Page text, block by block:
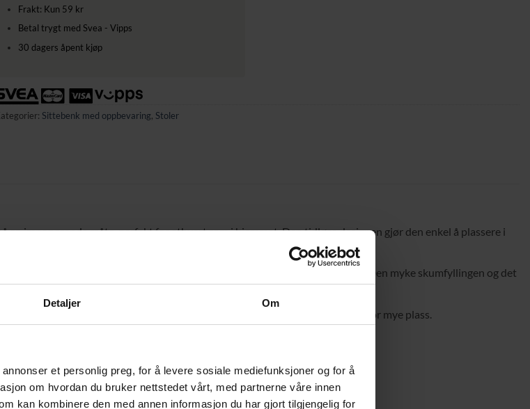
Detaljer Om
et personlig preg, for å levere sosiale mediefunksjoner og for å
om hvordan du bruker nettstedet vårt, med partnerne våre innen
kan kombinere den med annen informasjon du har gjort tilgjengelig for
Frakt: Kun 59 kr
Betal trygt med Svea - Vipps
30 dagers åpent kjøp
Sittebenk med oppbevaring, Stoler
imponerende måte, perfekt for ethvert rom i hjemmet. Den tidløse designen gjør den enkel å plassere i
og ekstra sitteplasser.
tåle opptil 300 kg i belastning, noe som sikrer pålitelig styrke og stabilitet. Den myke skumfyllingen og det
minimalistisk utseende.
for oppbevaring av tepper, puter eller andre nødvendigheter uten å ta opp for mye plass.